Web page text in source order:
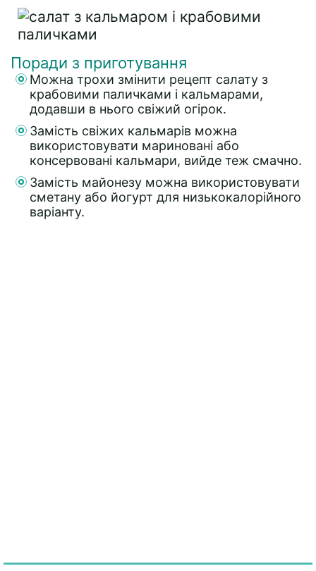
Поради з приготування
Можна трохи змінити рецепт салату з
крабовими паличками і кальмарами,
додавши в нього свіжий огірок.
Замість свіжих кальмарів можна
використовувати мариновані або
консервовані кальмари, вийде теж смачно.
Замість майонезу можна використовувати
сметану або йогурт для низькокалорійного
варіанту.